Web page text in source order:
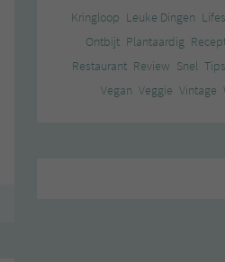
Kringloop Leuke Dingen
Ontbijt Plantaardig
Restaurant Review Snel Tips
Vegan Veggie Vintage